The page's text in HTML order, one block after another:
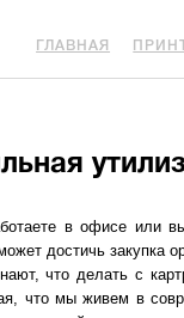
ГЛАВНАЯ
в офисе или
достичь закупка
что делать с
что мы живем в